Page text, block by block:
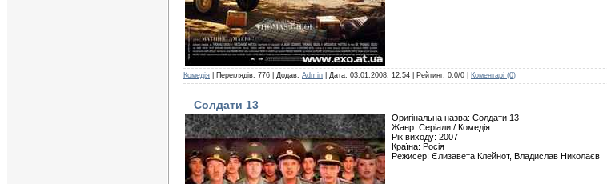
Комедія | Переглядів: 776 | Додав: Admin | Дата: 03.01.2008, 12:54 | Рейтинг: 0.0/0 | Коментарі (0)
Солдати 13
Оригінальна назва: Солдати 13
Жанр: Серіали / Комедія
Рік виходу: 2007
Країна: Росія
Режисер: Єлизавета Клейнот, Владислав Николаєв